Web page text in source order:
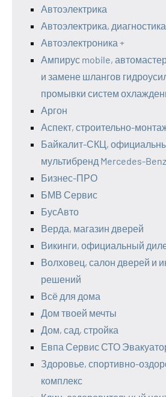
Автоэлектрика
Автоэлектрика, диагностика
Автоэлектроника +
Ампирус mobile,
и замене шлангов
промывки систем
Аргон
Аспект, строительно-
Байкалит-СКЦ,
мультибренд Mercedes-
Бизнес-ПРО
БМВ Сервис
БусАвто
Верда, магазин дверей
Викинги, официальный
Волховец, салон дверей и
решений
Всё для дома
Дом твоей мечты
Дом, сад, стройка
Евпа Сервис СТО
Здоровье, спортивно-
комплекс